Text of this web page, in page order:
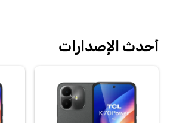
أحدث الإصدارات